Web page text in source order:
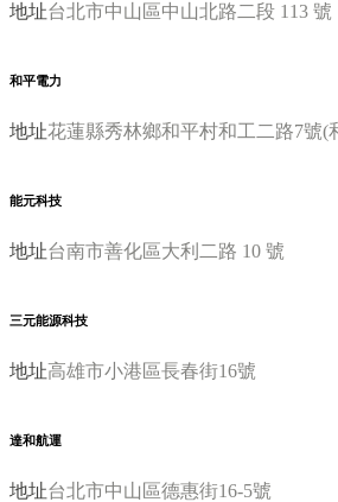
地址台北市中山區中山北路二段 113 號
和平電力
地址花蓮縣秀林鄉和平村和工二路7號(
能元科技
地址台南市善化區大利二路 10 號
三元能源科技
地址高雄市小港區長春街16號
達和航運
地址台北市中山區德惠街16-5號